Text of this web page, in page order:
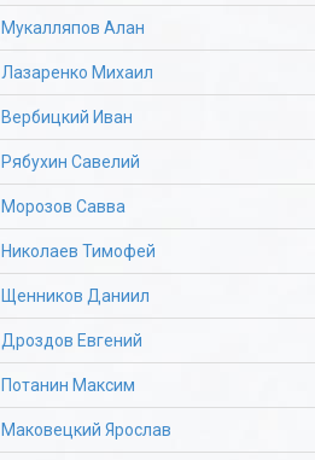
Мукалляпов Алан
Лазаренко Михаил
Вербицкий Иван
Рябухин Савелий
Морозов Савва
Николаев Тимофей
Щенников Даниил
Дроздов Евгений
Потанин Максим
Маковецкий Ярослав